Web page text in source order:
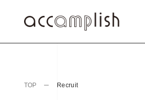
TOP Recruit